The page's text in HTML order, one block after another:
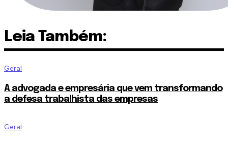
Leia Também:
Geral
A advogada e empresária que vem transformando
a defesa trabalhista das empresas
Geral